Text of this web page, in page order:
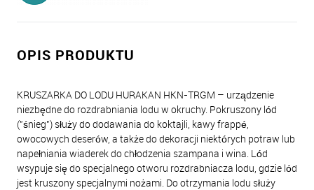
OPIS PRODUKTU
KRUSZARKA DO LODU HURAKAN HKN-TRGM – urządzenie
niezbędne do rozdrabniania lodu w okruchy. Pokruszony lód
("śnieg") służy do dodawania do koktajli, kawy frappé,
owocowych deserów, a także do dekoracji niektórych potraw lub
napełniania wiaderek do chłodzenia szampana i wina. Lód
wsypuje się do specjalnego otworu rozdrabniacza lodu, gdzie lód
jest kruszony specjalnymi nożami. Do otrzymania lodu służy